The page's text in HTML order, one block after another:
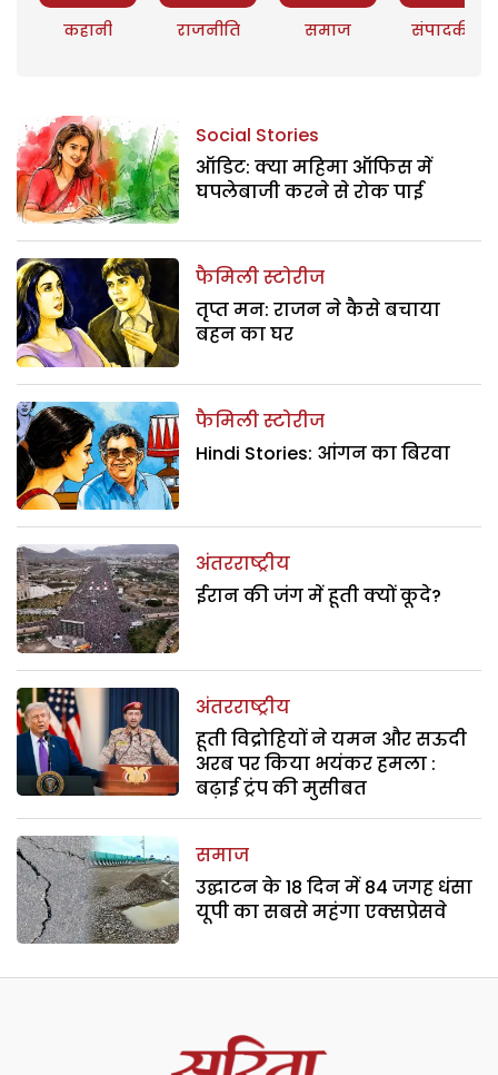
कहानी राजनीति समाज संपादकीय
Social Stories
ऑडिट: क्या महिमा ऑफिस में
घपलेबाजी करने से रोक पाई
फैमिली स्टोरीज
तृप्त मन: राजन ने कैसे बचाया
बहन का घर
फैमिली स्टोरीज
Hindi Stories: आंगन का बिरवा
अंतरराष्ट्रीय
ईरान की जंग में हूती क्यों कूदे?
अंतरराष्ट्रीय
हूती विद्रोहियों ने यमन और सऊदी
अरब पर किया भयंकर हमला :
बढ़ाई ट्रंप की मुसीबत
समाज
उद्घाटन के 18 दिन में 84 जगह धंसा
यूपी का सबसे महंगा एक्सप्रेसवे